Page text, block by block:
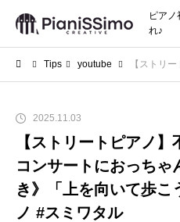
ピアノ
れ♪
Tips youtube 【ストリートピアノ】不審者乱
2025.11.03
【ストリートピアノ
コンサートにおっちゃ
き》「上を向いて歩こ
ノ #スミワタル